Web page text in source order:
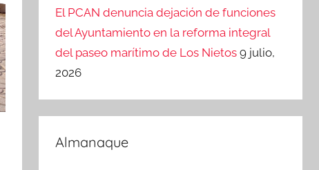
El PCAN denuncia dejación de funciones
del Ayuntamiento en la reforma integral
del paseo marítimo de Los Nietos 9 julio,
2026
Almanaque